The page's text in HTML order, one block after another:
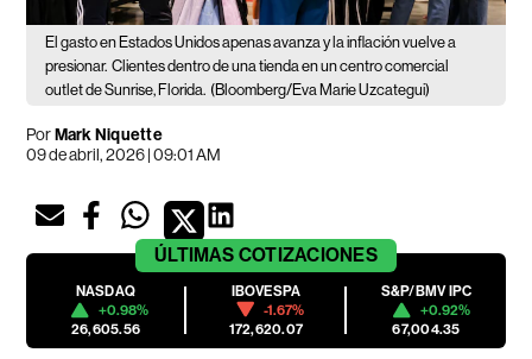
El gasto en Estados Unidos apenas avanza y la inflación vuelve a
presionar. Clientes dentro de una tienda en un centro comercial
outlet de Sunrise, Florida. (Bloomberg/Eva Marie Uzcategui)
PorMark Niquette
09 de abril, 2026 | 09:01 AM
ÚLTIMAS COTIZACIONES
NASDAQ
+0.98%
26,605.56
IBOVESPA
-1.67%
172,620.07
S&P/BMV IPC
+0.92%
67,004.35